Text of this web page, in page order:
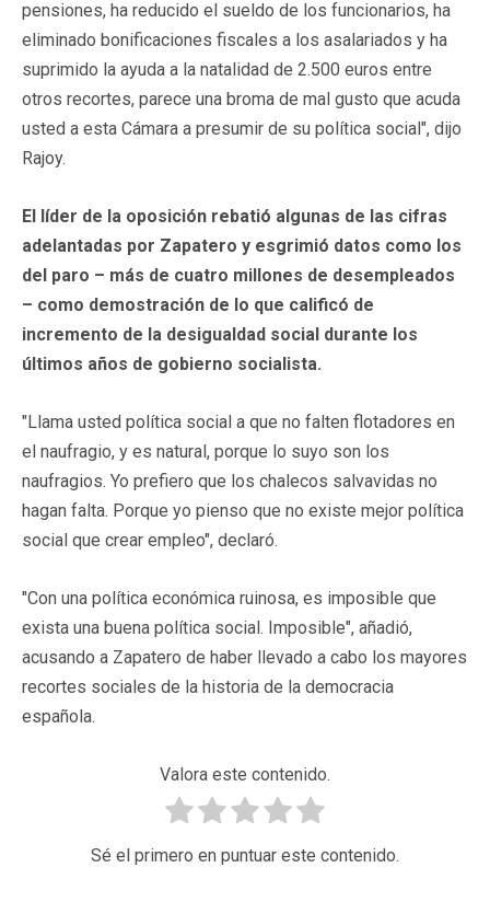
pensiones, ha reducido el sueldo de los funcionarios, ha
eliminado bonificaciones fiscales a los asalariados y ha
suprimido la ayuda a la natalidad de 2.500 euros entre
otros recortes, parece una broma de mal gusto que acuda
usted a esta Cámara a presumir de su política social", dijo
Rajoy.
El líder de la oposición rebatió algunas de las cifras
adelantadas por Zapatero y esgrimió datos como los
del paro – más de cuatro millones de desempleados
– como demostración de lo que calificó de
incremento de la desigualdad social durante los
últimos años de gobierno socialista.
"Llama usted política social a que no falten flotadores en
el naufragio, y es natural, porque lo suyo son los
naufragios. Yo prefiero que los chalecos salvavidas no
hagan falta. Porque yo pienso que no existe mejor política
social que crear empleo", declaró.
"Con una política económica ruinosa, es imposible que
exista una buena política social. Imposible", añadió,
acusando a Zapatero de haber llevado a cabo los mayores
recortes sociales de la historia de la democracia
española.
Valora este contenido.
Sé el primero en puntuar este contenido.